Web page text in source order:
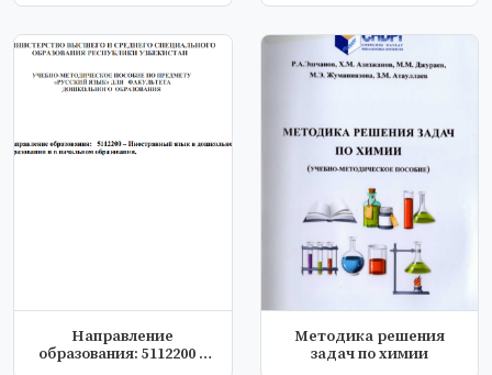
Направление
образования: 5112200 –
Методика решения
задач по химии